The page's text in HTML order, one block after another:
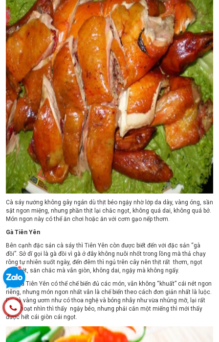
Cà sáy nướng không gây ngán dù thịt béo ngậy nhờ lớp da dày, vàng óng, sần
sật ngon miệng, nhưng phần thịt lại chắc ngọt, không quá dai, không quá bở.
Món ngon này có thể ăn chơi hoặc ăn với cơm gạo nếp thơm.
Gà Tiên Yên
Bên cạnh đặc sản cà sáy thì Tiên Yên còn được biết đến với đặc sản “gà
đồi”. Sở dĩ gọi là gà đồi vì gà ở đây không nuôi nhốt trong lồng mà thả chạy
rông tự nhiên suốt ngày, đến đêm thì ngủ trên cây nên thịt rất thơm, ngọt
đặc biệt, săn chắc mà vẫn giòn, không dai, ngậy mà không ngấy.
Thịt gà Tiên Yên có thể chế biến đủ các món, vẫn không “khuất” cái nét ngon
riêng, nhưng món ngon nhất vẫn là chế biến theo cách đơn giản nhất là luộc.
Da gà vàng ươm như có thoa nghệ và bóng nhẫy như vừa nhúng mỡ, lại rất
dày, thoạt nhìn thì thấy ngậy béo, nhưng phải cắn một miếng thì mới thấy
được hết cái giòn cái ngọt.